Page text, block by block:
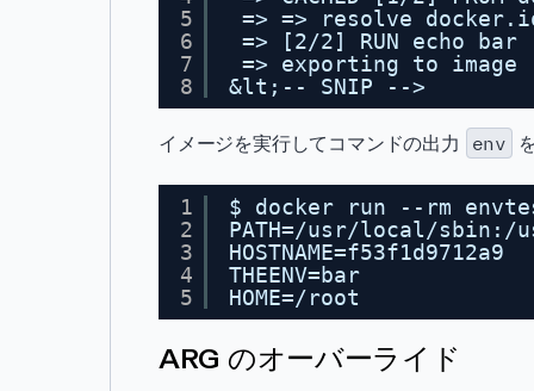
5
6
7
8
=> => resolve
=> [2/2] RUN echo bar
=> exporting to image
&lt;-- SNIP -->
イメージを実行してコマンドの出力 env
1
2
3
4
5
$ docker run --rm
PATH=/usr/local/
HOSTNAME=f53f1d9712a9
THEENV=bar
HOME=/root
ARG のオーバーライド